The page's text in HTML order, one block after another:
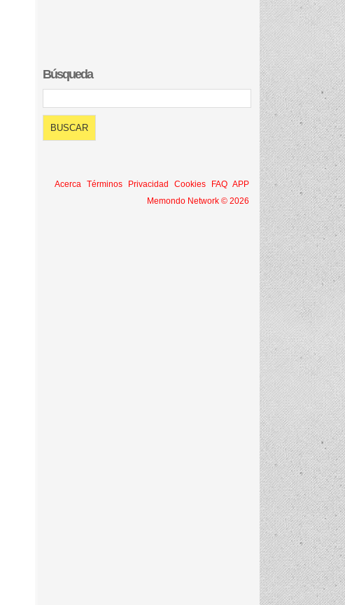
Búsqueda
Acerca Términos Privacidad Cookies FAQ APP
Memondo Network © 2026